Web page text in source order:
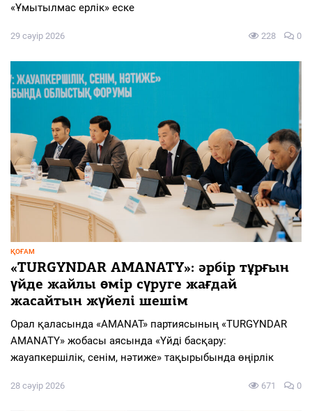
«Ұмытылмас ерлік» еске
29 сәуір 2026 228 0
ҚОҒАМ
«TURGYNDAR AMANATY»: әрбір тұрғын
үйде жайлы өмір сүруге жағдай
жасайтын жүйелі шешім
Орал қаласында «AMANAT» партиясының «TURGYNDAR
AMANATY» жобасы аясында «Үйді басқару:
жауапкершілік, сенім, нәтиже» тақырыбында өңірлік
28 сәуір 2026 671 0